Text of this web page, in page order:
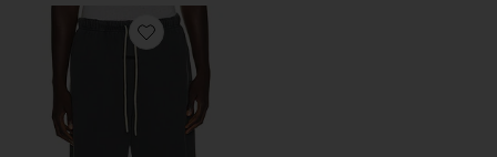
Favorite ШОРТЫ 90'S